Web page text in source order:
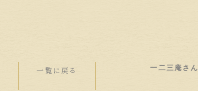
一覧に戻る 一二三庵さん